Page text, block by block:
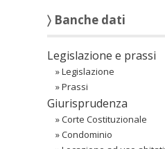
〉 Banche dati
Legislazione e prassi
»Legislazione
»Prassi
Giurisprudenza
»Corte Costituzionale
»Condominio